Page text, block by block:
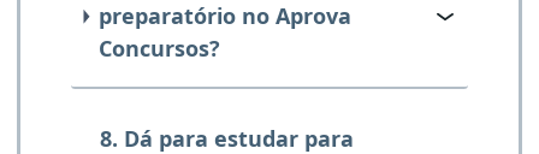
preparatório no Aprova
Concursos?
8. Dá para estudar para